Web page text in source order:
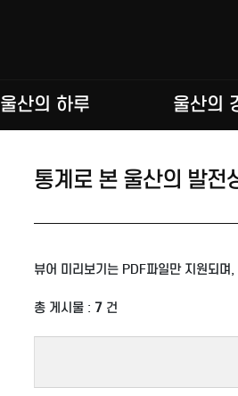
울산의 하루 울산의
통계로 본 울산의 발전
뷰어 미리보기는 PDF파일만 지원되
총 게시물 : 7건